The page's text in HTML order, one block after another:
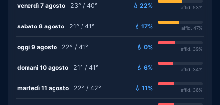
venerdì 7 agosto 23° / 40° 💧 22% affid. 53%
sabato 8 agosto 21° / 41° 💧 17% affid. 47%
oggi 9 agosto 22° / 41° 💧 0% affid. 39%
domani 10 agosto 21° / 41° 💧 6% affid. 34%
martedì 11 agosto 22° / 42° 💧 11% affid. 36%